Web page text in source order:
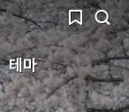
테마